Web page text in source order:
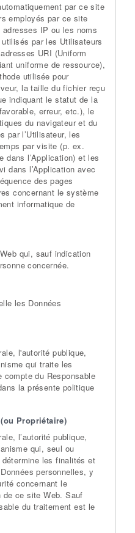
par ce site
employés par ce site
IP ou les noms
par les Utilisateurs
URI (Uniform
uniforme de ressource),
utilisée pour
la taille du fichier reçu
indiquant le statut de la
erreur, etc.), le
du navigateur et du
par l’Utilisateur, les
par visite (p. ex.
dans l’Application) et les
dans l’Application avec
des pages
concernant le système
informatique de
qui, sauf indication
concernée.
les Données
l'autorité publique,
qui traite les
compte du Responsable
la présente politique
Propriétaire)
l’autorité publique,
qui, seul ou
les finalités et
personnelles, y
concernant le
ce site Web. Sauf
du traitement est le